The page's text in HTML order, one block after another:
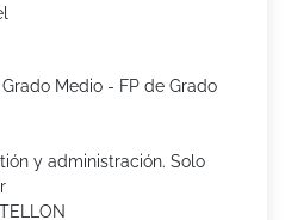
Medio - FP de Grado
y administración. Solo